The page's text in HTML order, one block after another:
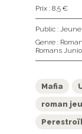
Prix : 8,5 €
Public :
Genre :
Romans
Mafia
roman